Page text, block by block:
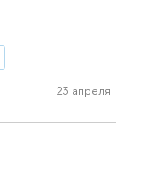
23 апреля